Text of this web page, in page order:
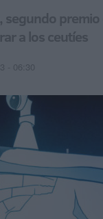
a los ceutíes
- 06:30